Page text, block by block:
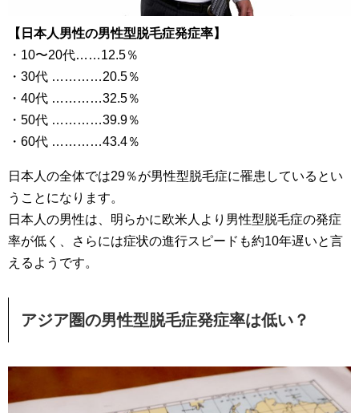
【日本人男性の男性型脱毛症発症率】
・10〜20代……12.5％
・30代 …………20.5％
・40代 …………32.5％
・50代 …………39.9％
・60代 …………43.4％
日本人の全体では29％が男性型脱毛症に罹患しているとい
うことになります。
日本人の男性は、明らかに欧米人より男性型脱毛症の発症
率が低く、さらには症状の進行スピードも約10年遅いと言
えるようです。
アジア圏の男性型脱毛症発症率は低い？